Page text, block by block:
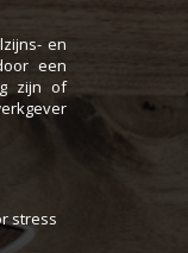
en
een
zijn of
stress